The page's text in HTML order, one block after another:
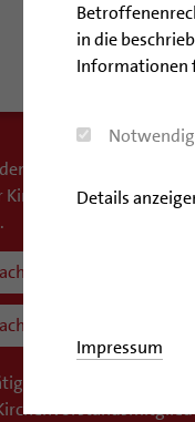
in die
Informationen
Notwendig
Details
Impressum
Nachweis des
der Schulden
des
der mit der